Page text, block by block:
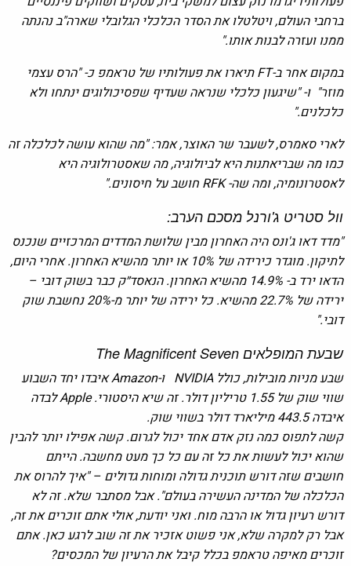
ברחבי העולם, ויטלטלו את הסדר הכלכלי הגלובלי שארה"ב נהנתה
ממנו ועזרה לבנות אותו."
במקום אחר ב-FT תיארו את פעולותיו של טראמפ כ- "הרס עצמי
מוזר" ו- "שיגעון כלכלי שנראה שעדיף שפסיכולוגים ינתחו ולא
כלכלנים."
לארי סאמרס, לשעבר שר האוצר, אמר: "מה שהוא עושה לכלכלה זה
כמו מה שבריאתנות היא לביולוגיה, מה שאסטרולוגיה היא
לאסטרונומיה, ומה שה- RFK חושב על חיסונים."
וול סטריט ג'ורנל מסכם הערב:
"מדד דאו ג'ונס היה האחרון מבין שלושת המדדים המרכזיים שנכנס
לתיקון. מוגדר כירידה של 10% או יותר מהשיא האחרון. אחרי היום,
הדאו ירד ב- 14.9% מהשיא האחרון. הנאסד״ק כבר בשוק דובי –
ירידה של 22.7% מהשיא. כל ירידה של יותר מ-20% נחשבת שוק
דובי."
שבעת המופלאים The Magnificent Seven
שבע מניות מובילות, כולל NVIDIA ו-Amazon איבדו יחד השבוע
שווי שוק של 1.55 טריליון דולר. זה שיא היסטורי. Apple לבדה
איבדה 443.5 מיליארד דולר בשווי שוק.
קשה לתפוס כמה נזק אדם אחד יכול לגרום. קשה אפילו יותר להבין
שהוא יכול לעשות את כל זה עם כל כך מעט מחשבה. הייתם
חושבים שזה דורש תוכנית גדולה ומוחות גדולים – "איך להרוס את
הכלכלה של המדינה העשירה בעולם". אבל מסתבר שלא. זה לא
דורש רעיון גדול או הרבה מוח. ואני יודעת, אולי אתם זוכרים את זה,
אבל רק למקרה שלא, אני פשוט אזכיר את זה שוב לרגע כאן. אתם
זוכרים מאיפה טראמפ בכלל קיבל את הרעיון של המכסים?